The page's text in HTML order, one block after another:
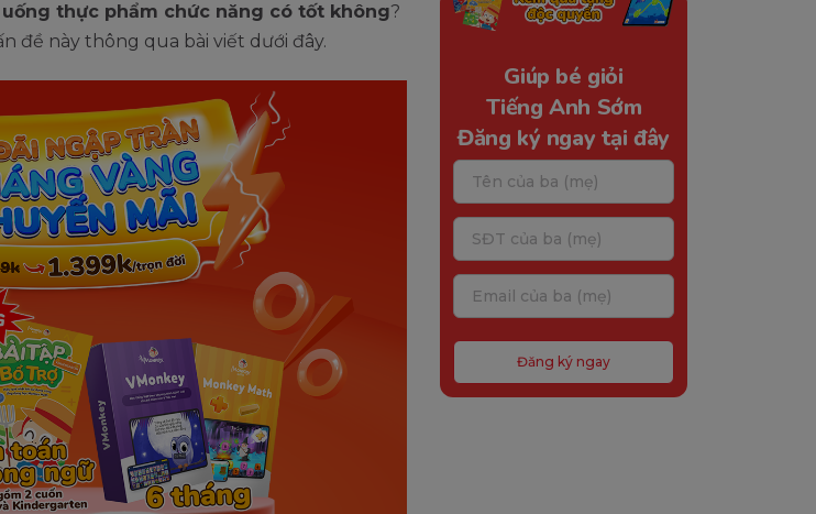
uống thực phẩm chức năng có tốt không?
đề này thông qua bài viết dưới đây.
Giúp bé giỏi
Tiếng Anh Sớm
Đăng ký ngay tại đây
Đăng ký ngay